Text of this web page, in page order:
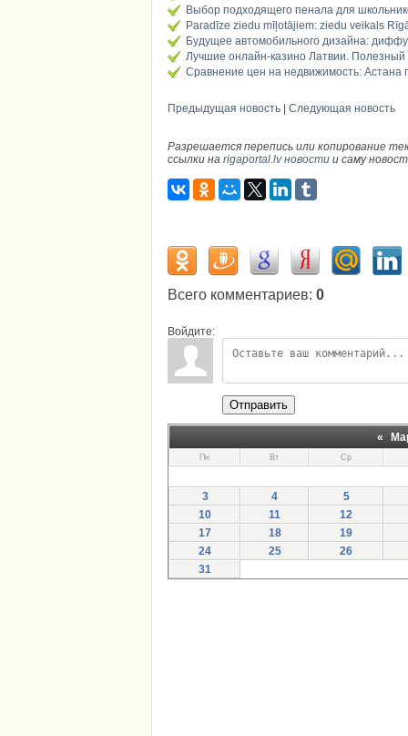
Выбор подходящего пенала для
Paradīze ziedu mīļotājiem: ziedu veikals
Будущее автомобильного дизайна:
Лучшие онлайн-казино Латвии. Полезный
Сравнение цен на недвижимость: Астана
Предыдущая новость Следующая новость
Разрешается перепись или копирование
ссылки на rigaportal.lv новости и саму
Всего комментариев: 0
Войдите:
Отправить
«
Пн Вт Ср
3
4 5
10
11 12
17
18 19
24
25 26
31